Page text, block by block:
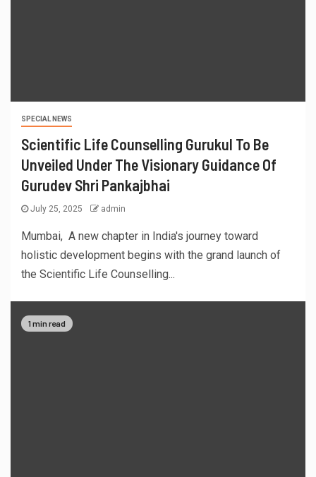
SPECIAL NEWS
Scientific Life Counselling Gurukul To Be
Unveiled Under The Visionary Guidance Of
Gurudev Shri Pankajbhai
July 25, 2025 admin
Mumbai, A new chapter in India's journey toward
holistic development begins with the grand launch of
the Scientific Life Counselling...
1 min read